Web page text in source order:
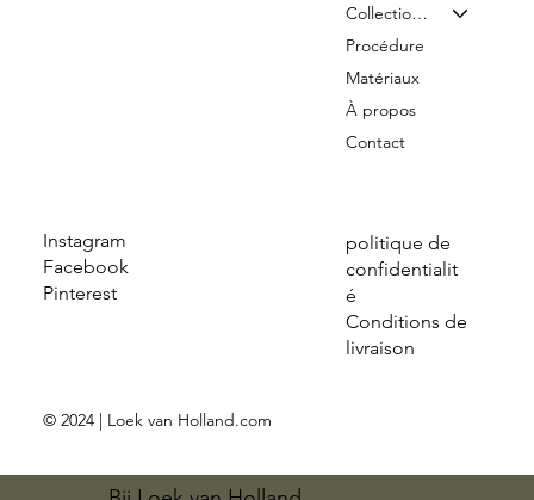
Instagram
Facebook
Pinterest
politique de
confidentialit
é
Conditions de
livraison
Collection & Tarifs
Procédure
Matériaux
À propos
Contact
© 2024 | Loek van Holland.com